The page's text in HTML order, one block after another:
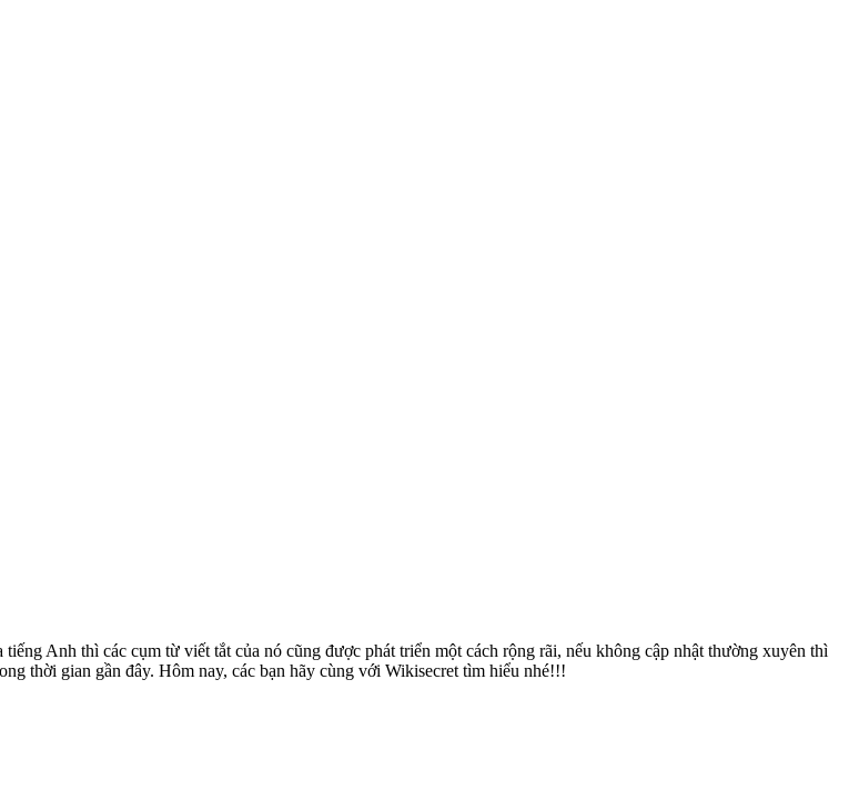
Anh thì các cụm từ viết tắt của nó cũng được phát triển một cách rộng rãi, nếu không cập nhật thường xuyên thì
thời gian gần đây. Hôm nay, các bạn hãy cùng với Wikisecret tìm hiểu nhé!!!